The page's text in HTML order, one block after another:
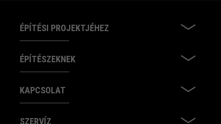
ÉPÍTÉSI PROJEKTJÉHEZ
ÉPÍTÉSZEKNEK
KAPCSOLAT
SZERVÍZ